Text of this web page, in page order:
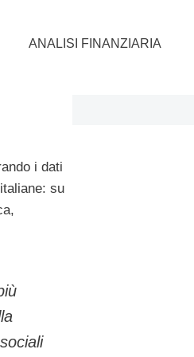
ANALISI FINANZIARIA
i dati
su